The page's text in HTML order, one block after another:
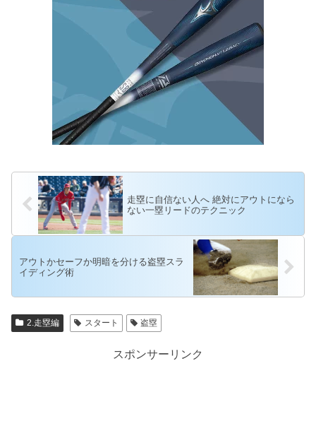
走塁に自信ない人へ 絶対にアウトになら
ない一塁リードのテクニック
アウトかセーフか明暗を分ける盗塁スラ
イディング術
2.走塁編 スタート 盗塁
スポンサーリンク